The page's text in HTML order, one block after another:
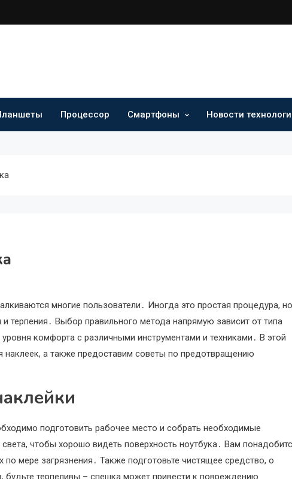
Процессор Смартфоны Новости
многие пользователи․ Иногда это простая процедура,
терпения․ Выбор правильного метода напрямую зависит от типа
комфорта с различными инструментами и техниками․ В этой
а также предоставим советы по предотвращению
подготовить рабочее место и собрать необходимые
чтобы хорошо видеть поверхность ноутбука․ Вам
мере загрязнения․ Также подготовьте чистящее средство, о
терпеливы – спешка может привести к повреждению